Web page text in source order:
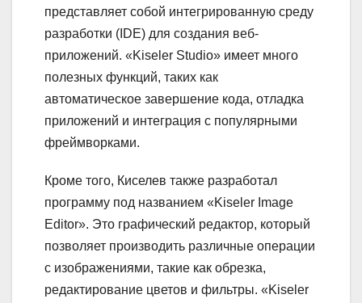
представляет собой интегрированную среду
разработки (IDE) для создания веб-
приложений. «Kiseler Studio» имеет много
полезных функций, таких как
автоматическое завершение кода, отладка
приложений и интеграция с популярными
фреймворками.
Кроме того, Киселев также разработал
программу под названием «Kiseler Image
Editor». Это графический редактор, который
позволяет производить различные операции
с изображениями, такие как обрезка,
редактирование цветов и фильтры. «Kiseler